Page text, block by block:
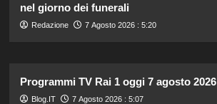
nel giorno dei funerali
Redazione 7 Agosto 2026 : 5:20
Programmi TV Rai 1 oggi 7 agosto 2026
Blog.IT 7 Agosto 2026 : 5:07